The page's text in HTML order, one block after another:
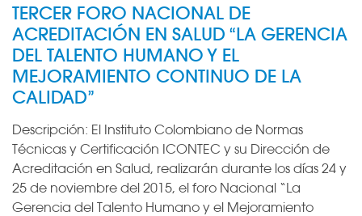
TERCER FORO NACIONAL DE
ACREDITACIÓN EN SALUD “LA GERENCIA
DEL TALENTO HUMANO Y EL
MEJORAMIENTO CONTINUO DE LA
CALIDAD”
Descripción: El Instituto Colombiano de Normas
Técnicas y Certificación ICONTEC y su Dirección de
Acreditación en Salud, realizarán durante los días 24 y
25 de noviembre del 2015, el foro Nacional “La
Gerencia del Talento Humano y el Mejoramiento